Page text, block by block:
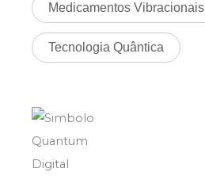
Medicamentos Vibracionais
Tecnologia Quântica